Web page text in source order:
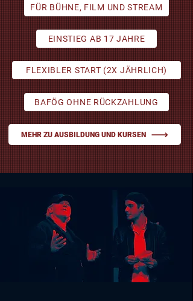
FÜR BÜHNE, FILM UND STREAM
EINSTIEG AB 17 JAHRE
FLEXIBLER START (2X JÄHRLICH)
BAFÖG OHNE RÜCKZAHLUNG
MEHR ZU AUSBILDUNG UND KURSEN